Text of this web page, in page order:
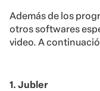
Además de los
otros softwares
video. A
1. Jubler